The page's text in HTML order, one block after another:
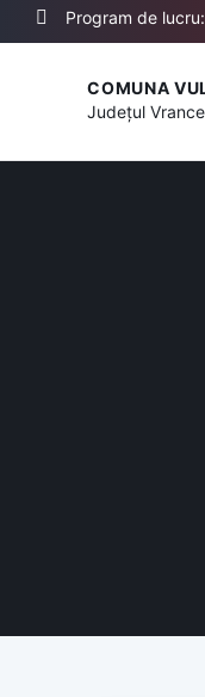
Program de
COMUNA
Județul